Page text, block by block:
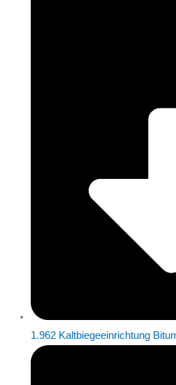
1.962 Kaltbiegeeinrichtung